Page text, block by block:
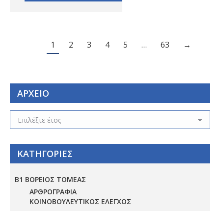
1 2 3 4 5 … 63 →
ΑΡΧΕΙΟ
ΑΡΧΕΙΟ
ΚΑΤΗΓΟΡΙΕΣ
Β1 ΒΟΡΕΙΟΣ ΤΟΜΕΑΣ
ΑΡΘΡΟΓΡΑΦΙΑ
ΚΟΙΝΟΒΟΥΛΕΥΤΙΚΟΣ ΕΛΕΓΧΟΣ